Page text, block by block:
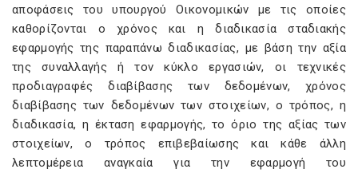
αποφάσεις του υπουργού Οικονομικών με τις οποίες
καθορίζονται ο χρόνος και η διαδικασία σταδιακής
εφαρμογής της παραπάνω διαδικασίας, με βάση την αξία
της συναλλαγής ή τον κύκλο εργασιών, οι τεχνικές
προδιαγραφές διαβίβασης των δεδομένων, χρόνος
διαβίβασης των δεδομένων των στοιχείων, ο τρόπος, η
διαδικασία, η έκταση εφαρμογής, το όριο της αξίας των
στοιχείων, ο τρόπος επιβεβαίωσης και κάθε άλλη
λεπτομέρεια αναγκαία για την εφαρμογή του